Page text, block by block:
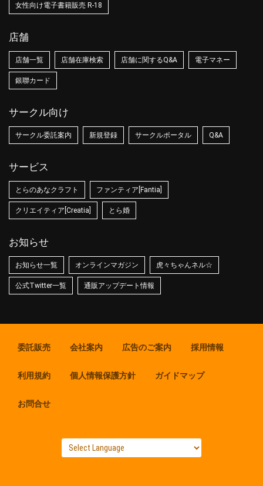
女性向け電子書籍販売 R-18
店舗
店舗一覧 店舗在庫検索 店舗に関するQ&A 電子マネー
銀聯カード
サークル向け
サークル委託案内 新規登録 サークルポータル Q&A
サービス
とらのあなクラフト ファンティア[Fantia]
クリエイティア[Creatia] とら婚
お知らせ
お知らせ一覧 オンラインマガジン 虎々ちゃんネル☆
公式Twitter一覧 通販アップデート情報
委託販売 会社案内 広告のご案内 採用情報
利用規約 個人情報保護方針 ガイドマップ
お問合せ